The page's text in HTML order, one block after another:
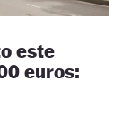
este
euros: